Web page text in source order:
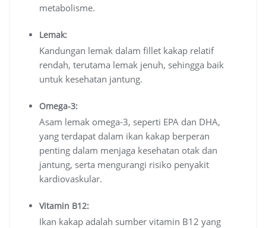
metabolisme.
Lemak:
Kandungan lemak dalam fillet kakap relatif
rendah, terutama lemak jenuh, sehingga baik
untuk kesehatan jantung.
Omega-3:
Asam lemak omega-3, seperti EPA dan DHA,
yang terdapat dalam ikan kakap berperan
penting dalam menjaga kesehatan otak dan
jantung, serta mengurangi risiko penyakit
kardiovaskular.
Vitamin B12:
Ikan kakap adalah sumber vitamin B12 yang